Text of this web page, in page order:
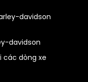
davidson
davidson
các dòng xe